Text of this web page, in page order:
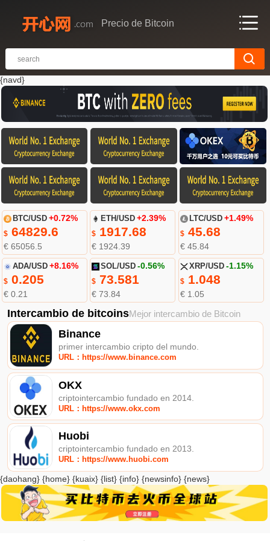
Precio de Bitcoin
{navd}
BTC/USD +0.72%
$64829.6
€ 65056.5
ETH/USD +2.39%
$ 1917.68
€ 1924.39
LTC/USD +1.49%
$45.68
€ 45.84
ADA/USD +8.16%
$0.205
€ 0.21
SOL/USD -0.56%
$ 73.581
€ 73.84
XRP/USD -1.15%
$1.048
€ 1.05
Intercambio de bitcoinsMejor intercambio de Bitcoin
Binance
primer intercambio cripto del mundo.
URL：https://www.binance.com
OKX
criptointercambio fundado en 2014.
URL：https://www.okx.com
Huobi
criptointercambio fundado en 2013.
URL：https://www.huobi.com
{daohang} {home} {kuaix} {list} {info} {newsinfo} {news}